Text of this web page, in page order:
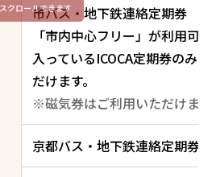
市バス・地下鉄連絡定期券
「市内中心フリー」が利用可
入っているICOCA定期券のみ
だけます。
※磁気券はご利用いただけま
京都バス・地下鉄連絡定期券
スクロールできます